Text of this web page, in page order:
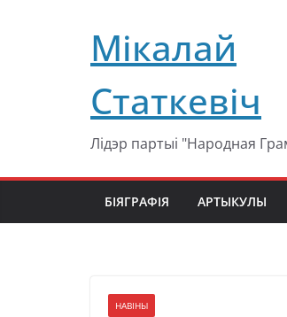
содержимомуМікалай
Статкевіч
Лідэр партыі "Народная
БІЯГРАФІЯ АРТЫКУЛЫ
НАВІНЫ